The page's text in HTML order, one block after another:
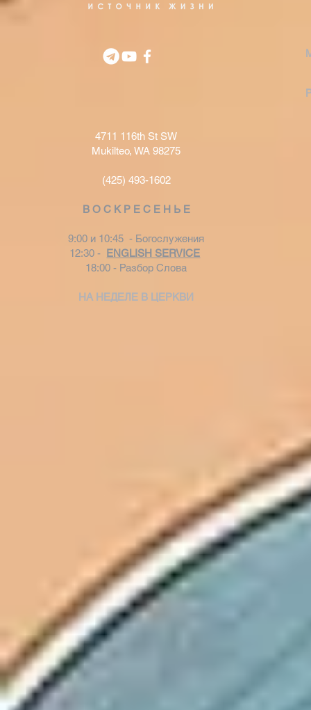
4711 116th St SW
Mukilteo, WA 98275
(425) 493-1602
В О С К Р Е С Е Н Ь Е
9:00 и 10:45 - Богослужения
12:30 - ENGLISH SERVICE
18:00 - Разбор Слова
НА НЕДЕЛЕ В ЦЕРКВИ